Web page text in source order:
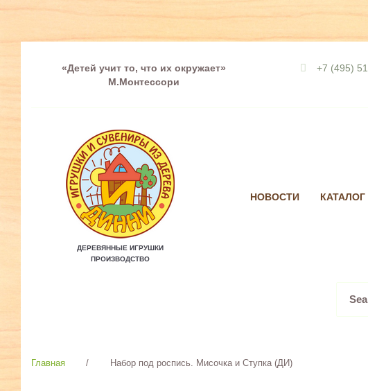
«Детей учит то, что их окружает»
М.Монтессори
+7 (495)
ДЕРЕВЯННЫЕ ИГРУШКИ
ПРОИЗВОДСТВО
НОВОСТИ КАТАЛОГ
for:
Главная / Набор под роспись. Мисочка и Ступка (ДИ)